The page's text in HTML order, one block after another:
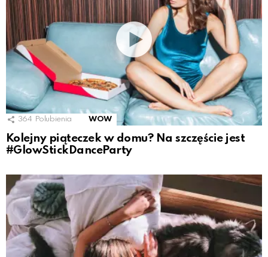
364 Polubienia WOW
Kolejny piąteczek w domu? Na szczęście jest
#GlowStickDanceParty